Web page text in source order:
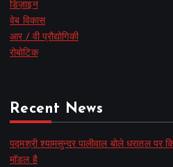
डिज़ाइन
वेब विकास
आर / वी प्रौद्योगिकी
रोबोटिक
Recent News
पद्मश्री श्यामसुन्दर पालीवाल बोले धरातल पर
मॉडल है